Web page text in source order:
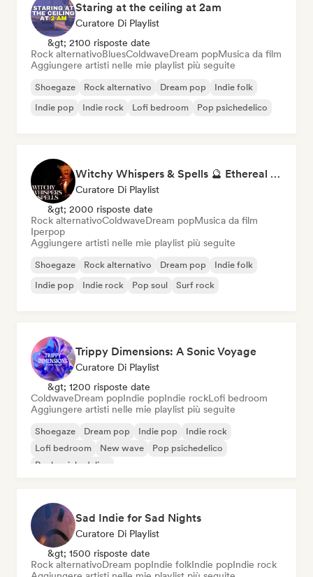
Staring at the ceiling at 2am
Curatore Di Playlist
&gt; 2100 risposte date
Rock alternativoBluesColdwaveDream popMusica da film
Aggiungere artisti nelle mie playlist più seguite
Shoegaze Rock alternativo Dream pop
Indie folk
Indie pop
Indie rock Lofi bedroom Pop psichedelico
Witchy Whispers & Spells 🔮 Ethereal Art Pop & Dream Pop
Curatore Di Playlist
&gt; 2000 risposte date
Rock alternativoColdwaveDream popMusica da film
Iperpop
Aggiungere artisti nelle mie playlist più seguite
Shoegaze Rock alternativo Dream pop
Indie folk
Indie pop
Indie rock Pop soul Surf rock
Trippy Dimensions: A Sonic Voyage
Curatore Di Playlist
&gt; 1200 risposte date
ColdwaveDream popIndie popIndie rockLofi bedroom
Aggiungere artisti nelle mie playlist più seguite
Shoegaze Dream pop Indie pop
Indie rock
Lofi bedroom
New wave
Pop psichedelico
Rock psichedelico
Sad Indie for Sad Nights
Curatore Di Playlist
&gt; 1500 risposte date
Rock alternativoDream popIndie folkIndie popIndie rock